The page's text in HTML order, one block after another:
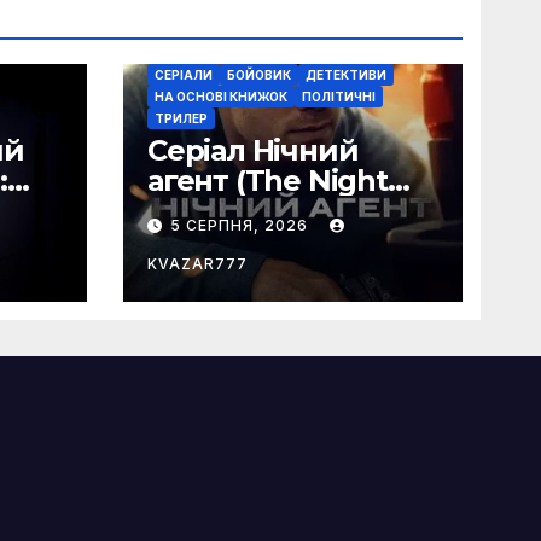
СЕРІАЛИ БОЙОВИК
ДЕТЕКТИВИ
НА ОСНОВІ КНИЖОК
ПОЛІТИЧНІ
ТРИЛЕР
Серіал Нічний
агент (The Night
Agent): сюжет,
огляд та успіх
шпигунського
трилера на Netflix
5 СЕРПНЯ, 2026
KVAZAR777